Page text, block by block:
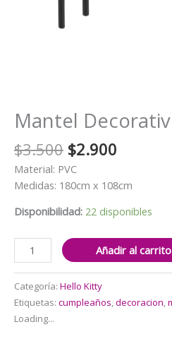
Mantel
$3.500 El
precio
original
$3.500.
$2.900
actual
$2.900.
Material: PVC
Medidas: 180cm x 108cm
Disponibilidad: 22 disponibles
Mantel
Decorativo
Hello
Kitty
cantidad
Añadir al carrito
Categoría: Hello Kitty
Etiquetas: cumpleaños,decoracion,
Loading...